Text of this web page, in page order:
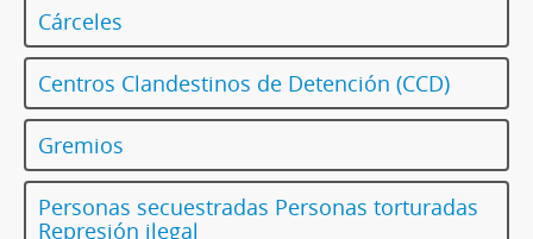
Cárceles
Centros Clandestinos de Detención (CCD)
Gremios
Personas secuestradas Personas torturadas
Represión ilegal